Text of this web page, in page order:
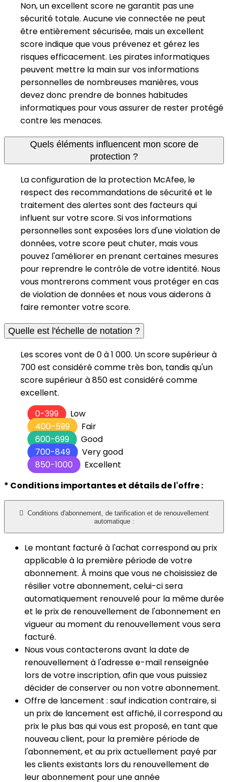
Non, un excellent score ne garantit pas une
sécurité totale. Aucune vie connectée ne peut
être entièrement sécurisée, mais un excellent
score indique que vous prévenez et gérez les
risques efficacement. Les pirates informatiques
peuvent mettre la main sur vos informations
personnelles de nombreuses manières, vous
devez donc prendre de bonnes habitudes
informatiques pour vous assurer de rester protégé
contre les menaces.
Quels éléments influencent mon score de
protection ?
La configuration de la protection McAfee, le
respect des recommandations de sécurité et le
traitement des alertes sont des facteurs qui
influent sur votre score. Si vos informations
personnelles sont exposées lors d'une violation de
données, votre score peut chuter, mais vous
pouvez l'améliorer en prenant certaines mesures
pour reprendre le contrôle de votre identité. Nous
vous montrerons comment vous protéger en cas
de violation de données et nous vous aiderons à
faire remonter votre score.
Quelle est l'échelle de notation ?
Les scores vont de 0 à 1 000. Un score supérieur à
700 est considéré comme très bon, tandis qu'un
score supérieur à 850 est considéré comme
excellent.
0-399
Low
400-599
Fair
600-699
Good
700-849
Very good
850-1000
Excellent
* Conditions importantes et détails de l'offre :

Conditions d'abonnement, de tarification et de renouvellement
automatique :
Le montant facturé à l'achat correspond au prix
applicable à la première période de votre
abonnement. À moins que vous ne choisissiez de
résilier votre abonnement, celui-ci sera
automatiquement renouvelé pour la même durée
et le prix de renouvellement de l'abonnement en
vigueur au moment du renouvellement vous sera
facturé.​
Nous vous contacterons avant la date de
renouvellement à l'adresse e-mail renseignée
lors de votre inscription, afin que vous puissiez
décider de conserver ou non votre abonnement.
Offre de lancement : sauf indication contraire, si
un prix de lancement est affiché, il correspond au
prix le plus bas qui vous est proposé, en tant que
nouveau client, pour la première période de
l'abonnement, et au prix actuellement payé par
les clients existants lors du renouvellement de
leur abonnement pour une année